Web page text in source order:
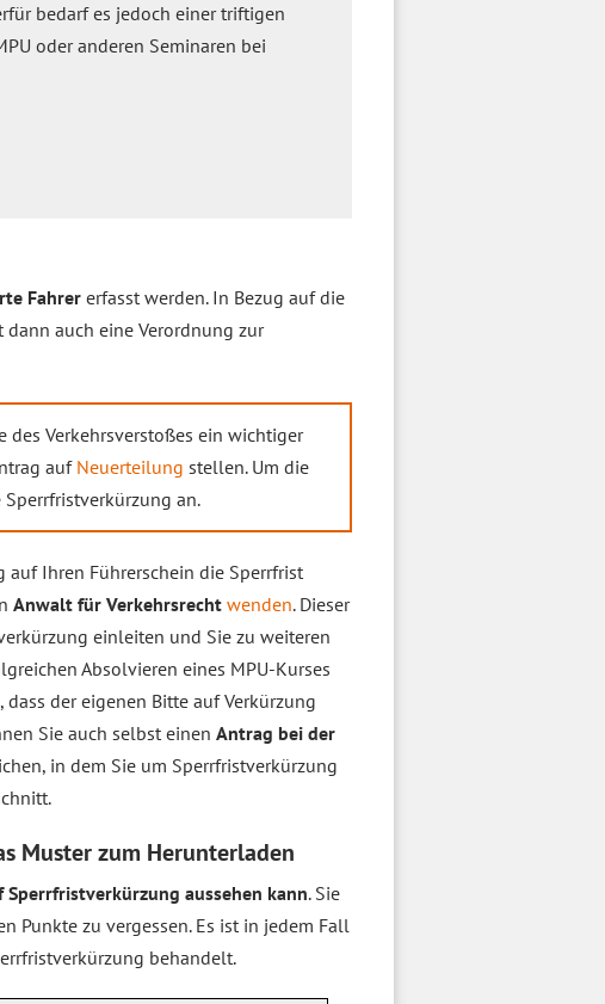
bedarf es jedoch einer triftigen
oder anderen Seminaren bei
Fahrer erfasst werden. In Bezug auf die
auch eine Verordnung zur
des Verkehrsverstoßes ein wichtiger
aufNeuerteilung stellen. Um die
an.
Ihren Führerschein die Sperrfrist
Anwalt für Verkehrsrecht wenden. Dieser
einleiten und Sie zu weiteren
Absolvieren eines MPU-Kurses
dass der eigenen Bitte auf Verkürzung
Sie auch selbst einen Antrag bei der
in dem Sie um Sperrfristverkürzung
Muster zum Herunterladen
Sperrfristverkürzung aussehen kann. Sie
Punkte zu vergessen. Es ist in jedem Fall
behandelt.